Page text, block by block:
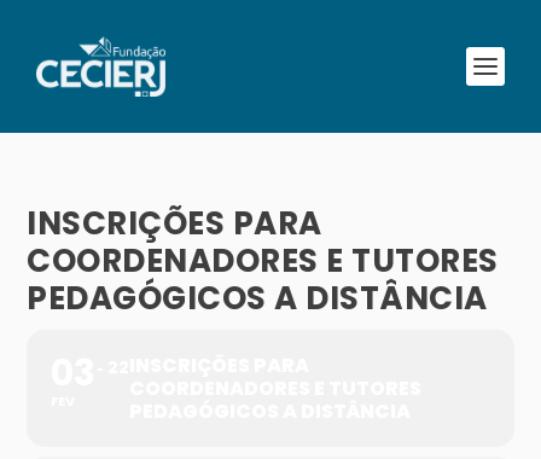
INSCRIÇÕES PARA
COORDENADORES E TUTORES
PEDAGÓGICOS A DISTÂNCIA